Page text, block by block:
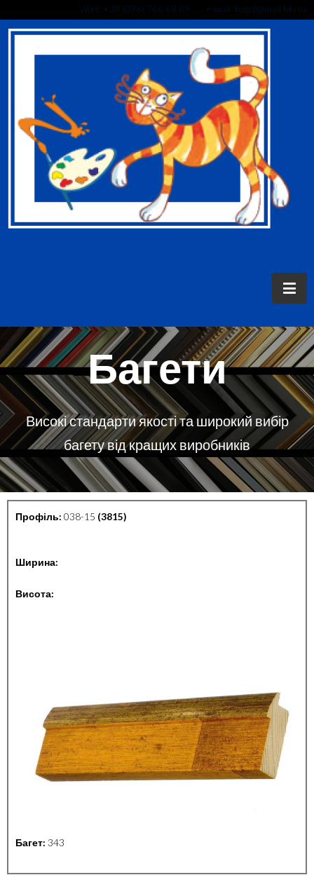
Viber: +38 (096) 766 68 89 e-mail: baget@mail.lviv.ua
Багети
Високі стандарти якості та широкий вибір
багету від кращих виробників
Профіль: 038-15 (3815)
Ширина:
Висота:
Багет: 343